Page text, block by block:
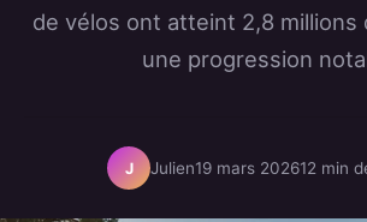
de vélos ont atteint 2,8 millions
une progression
J Julien19 mars 202612 min